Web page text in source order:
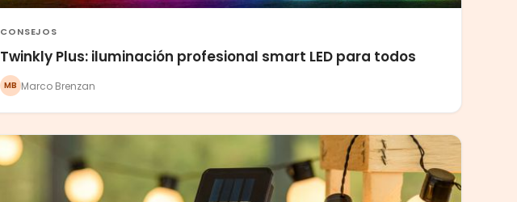
CONSEJOS
Twinkly Plus: iluminación profesional smart LED para todos
MB Marco Brenzan